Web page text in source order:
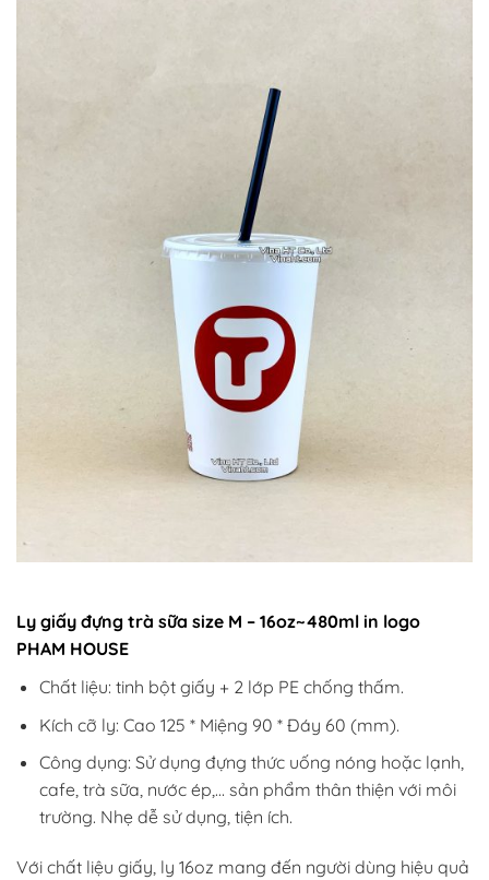
Ly giấy đựng trà sữa size M – 16oz~480ml in logo
PHAM HOUSE
Chất liệu: tinh bột giấy + 2 lớp PE chống thấm.
Kích cỡ ly: Cao 125 * Miệng 90 * Đáy 60 (mm).
Công dụng: Sử dụng đựng thức uống nóng hoặc lạnh,
cafe, trà sữa, nước ép,… sản phẩm thân thiện với môi
trường. Nhẹ dễ sử dụng, tiện ích.
Với chất liệu giấy, ly 16oz mang đến người dùng hiệu quả